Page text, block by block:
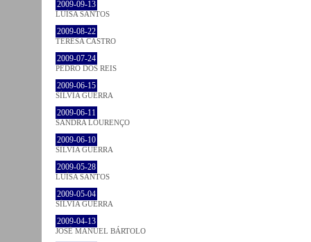
2009-09-13
LUÍSA SANTOS
2009-08-22
TERESA CASTRO
2009-07-24
PEDRO DOS REIS
2009-06-15
SÍLVIA GUERRA
2009-06-11
SANDRA LOURENÇO
2009-06-10
SÍLVIA GUERRA
2009-05-28
LUÍSA SANTOS
2009-05-04
SÍLVIA GUERRA
2009-04-13
JOSÉ MANUEL BÁRTOLO